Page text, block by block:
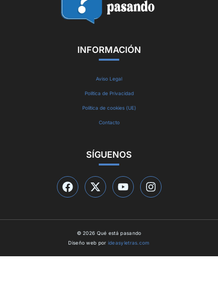
INFORMACIÓN
Aviso Legal
Política de Privacidad
Política de cookies (UE)
Contacto
SÍGUENOS
© 2026 Qué está pasando
Diseño web por ideasyletras.com